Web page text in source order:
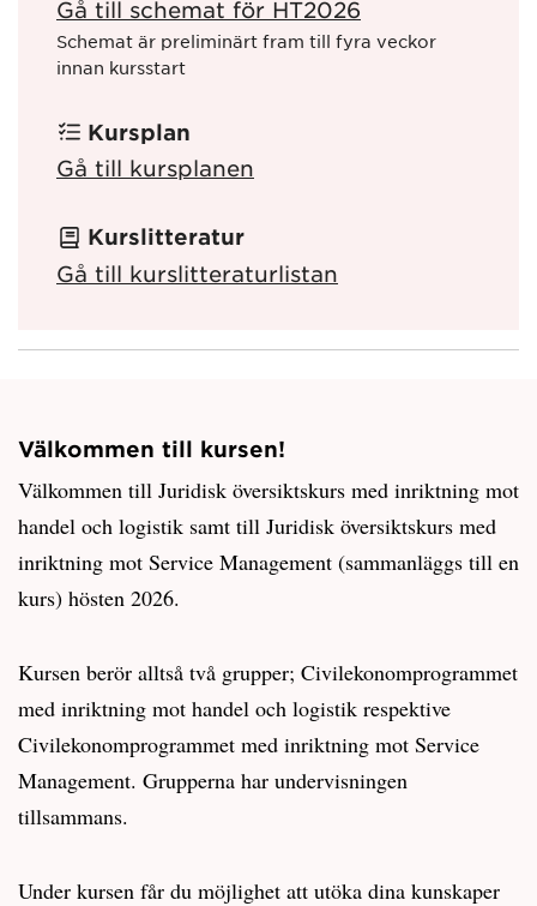
Gå till schemat för HT2026
Schemat är preliminärt fram till fyra veckor
innan kursstart
Kursplan
Gå till kursplanen
Kurslitteratur
Gå till kurslitteraturlistan
Välkommen till kursen!
Välkommen till Juridisk översiktskurs med inriktning mot
handel och logistik samt till Juridisk översiktskurs med
inriktning mot Service Management (sammanläggs till en
kurs) hösten 2026.
Kursen berör alltså två grupper; Civilekonomprogrammet
med inriktning mot handel och logistik respektive
Civilekonomprogrammet med inriktning mot Service
Management. Grupperna har undervisningen
tillsammans.
Under kursen får du möjlighet att utöka dina kunskaper